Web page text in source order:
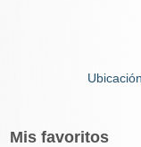
Mis favoritos